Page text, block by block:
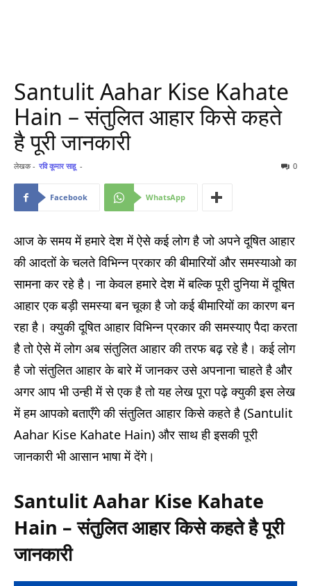
Santulit Aahar Kise Kahate
Hain – संतुलित आहार किसे कहते
है पूरी जानकारी
लेखक - रवि कूमार साहू - 0
Facebook WhatsApp
आज के समय में हमारे देश में ऐसे कई लोग है जो अपने दूषित आहार
की आदतों के चलते विभिन्न प्रकार की बीमारियों और समस्याओ का
सामना कर रहे है। ना केवल हमारे देश में बल्कि पूरी दुनिया में दूषित
आहार एक बड़ी समस्या बन चूका है जो कई बीमारियों का कारण बन
रहा है। क्युकी दूषित आहार विभिन्न प्रकार की समस्याए पैदा करता
है तो ऐसे में लोग अब संतुलित आहार की तरफ बढ़ रहे है। कई लोग
है जो संतुलित आहार के बारे में जानकर उसे अपनाना चाहते है और
अगर आप भी उन्ही में से एक है तो यह लेख पूरा पढ़े क्युकी इस लेख
में हम आपको बताएँगे की संतुलित आहार किसे कहते है (Santulit
Aahar Kise Kahate Hain) और साथ ही इसकी पूरी
जानकारी भी आसान भाषा में देंगे।
Santulit Aahar Kise Kahate
Hain – संतुलित आहार किसे कहते है पूरी
जानकारी